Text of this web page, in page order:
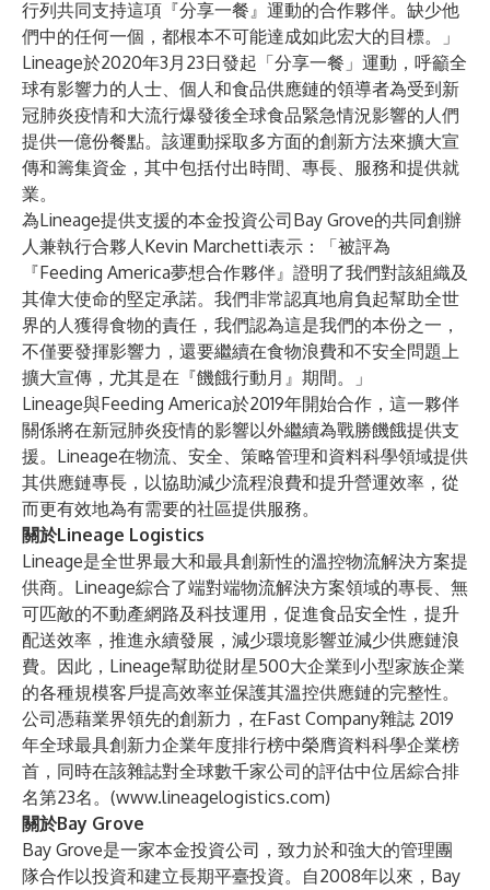
行列共同支持這項『分享一餐』運動的合作夥伴。缺少他
們中的任何一個，都根本不可能達成如此宏大的目標。」
Lineage於2020年3月23日發起「分享一餐」運動，呼籲全
球有影響力的人士、個人和食品供應鏈的領導者為受到新
冠肺炎疫情和大流行爆發後全球食品緊急情況影響的人們
提供一億份餐點。該運動採取多方面的創新方法來擴大宣
傳和籌集資金，其中包括付出時間、專長、服務和提供就
業。
為Lineage提供支援的本金投資公司Bay Grove的共同創辦
人兼執行合夥人Kevin Marchetti表示：「被評為
『Feeding America夢想合作夥伴』證明了我們對該組織及
其偉大使命的堅定承諾。我們非常認真地肩負起幫助全世
界的人獲得食物的責任，我們認為這是我們的本份之一，
不僅要發揮影響力，還要繼續在食物浪費和不安全問題上
擴大宣傳，尤其是在『饑餓行動月』期間。」
Lineage與Feeding America於2019年開始合作，這一夥伴
關係將在新冠肺炎疫情的影響以外繼續為戰勝饑餓提供支
援。Lineage在物流、安全、策略管理和資料科學領域提供
其供應鏈專長，以協助減少流程浪費和提升營運效率，從
而更有效地為有需要的社區提供服務。
關於Lineage Logistics
Lineage是全世界最大和最具創新性的溫控物流解決方案提
供商。Lineage綜合了端對端物流解決方案領域的專長、無
可匹敵的不動產網路及科技運用，促進食品安全性，提升
配送效率，推進永續發展，減少環境影響並減少供應鏈浪
費。因此，Lineage幫助從財星500大企業到小型家族企業
的各種規模客戶提高效率並保護其溫控供應鏈的完整性。
公司憑藉業界領先的創新力，在Fast Company雜誌 2019
年全球最具創新力企業年度排行榜中榮膺資料科學企業榜
首，同時在該雜誌對全球數千家公司的評估中位居綜合排
名第23名。(www.lineagelogistics.com)
關於Bay Grove
Bay Grove是一家本金投資公司，致力於和強大的管理團
隊合作以投資和建立長期平臺投資。自2008年以來，Bay